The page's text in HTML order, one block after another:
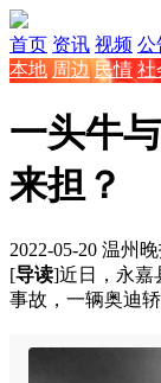
首页 资讯 视频 公
本地 周边 民情 社
一头牛
来担？
2022-05-20 温州
[导读]近日，永嘉
事故，一辆奥迪